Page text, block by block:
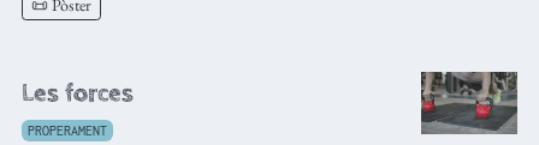
📜 Pòster
Les forces
PROPERAMENT